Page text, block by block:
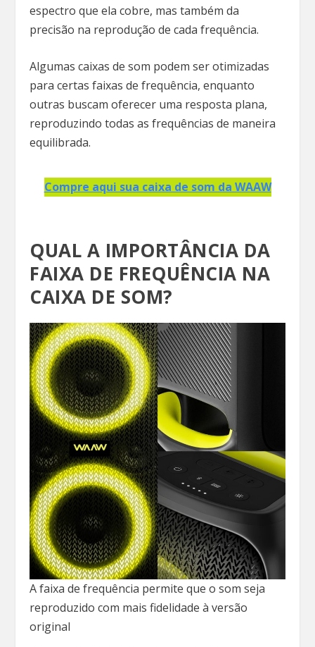
espectro que ela cobre, mas também da
precisão na reprodução de cada frequência.
Algumas caixas de som podem ser otimizadas
para certas faixas de frequência, enquanto
outras buscam oferecer uma resposta plana,
reproduzindo todas as frequências de maneira
equilibrada.
Compre aqui sua caixa de som da WAAW
QUAL A IMPORTÂNCIA DA
FAIXA DE FREQUÊNCIA NA
CAIXA DE SOM?
A faixa de frequência permite que o som seja
reproduzido com mais fidelidade à versão
original